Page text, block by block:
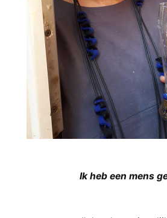
Ik heb een mens